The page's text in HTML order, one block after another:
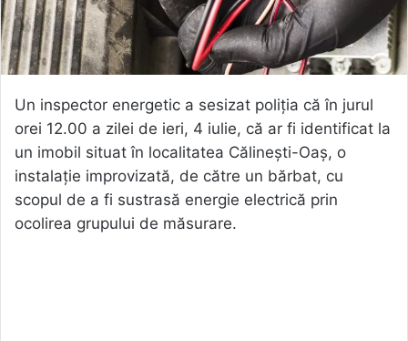
Un inspector energetic a sesizat poliția că în jurul
orei 12.00 a zilei de ieri, 4 iulie, că ar fi identificat la
un imobil situat în localitatea Călinești-Oaș, o
instalație improvizată, de către un bărbat, cu
scopul de a fi sustrasă energie electrică prin
ocolirea grupului de măsurare.